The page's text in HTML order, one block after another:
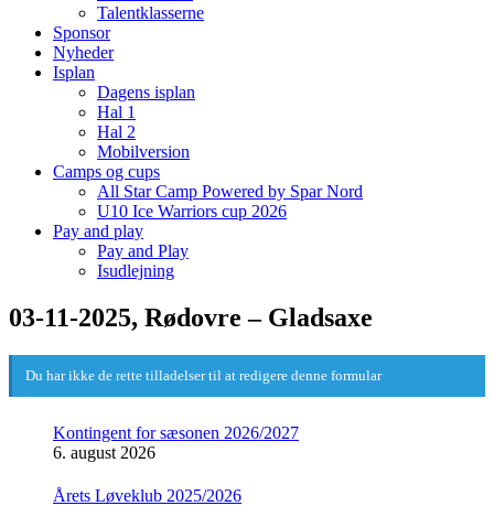
Talentklasserne
Sponsor
Nyheder
Isplan
Dagens isplan
Hal 1
Hal 2
Mobilversion
Camps og cups
All Star Camp Powered by Spar Nord
U10 Ice Warriors cup 2026
Pay and play
Pay and Play
Isudlejning
03-11-2025, Rødovre – Gladsaxe
Du har ikke de rette tilladelser til at redigere denne formular
Kontingent for sæsonen 2026/2027
6. august 2026
Årets Løveklub 2025/2026